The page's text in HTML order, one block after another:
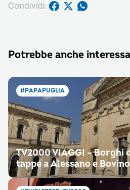
Condividi:
Potrebbe anche
#PAPAPUGLIA
TV2000 VIAGGI – Borghi
tappe a Alessano e Bovino